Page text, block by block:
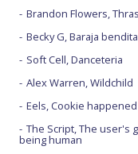
Brandon Flowers,
Becky G, Baraja bendita
Soft Cell, Danceteria
Alex Warren, Wildchild
Eels, Cookie happened
The Script, The user's
being human